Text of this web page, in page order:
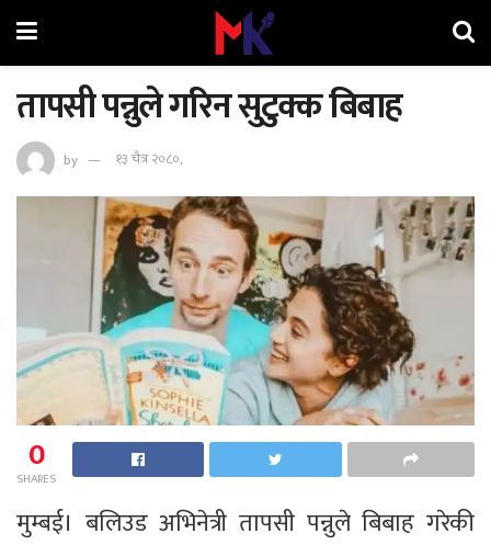
तापसी पन्नुले गरिन सुटुक्क बिबाह
by १३ चैत्र २०८०,
0
SHARES
मुम्बई। बलिउड अभिनेत्री तापसी पन्नुले बिबाह गरेकी